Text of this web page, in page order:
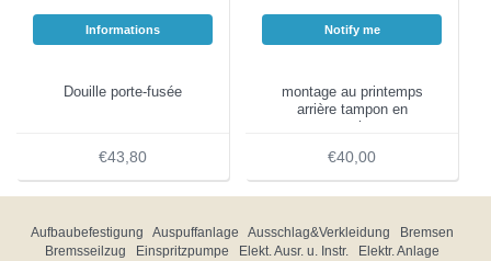
Informations
Douille porte-fusée
€43,80
Notify me
montage au printemps
arrière tampon en
caoutchouc
€40,00
Aufbaubefestigung Auspuffanlage Ausschlag&Verkleidung
Bremsen
Bremsseilzug
Einspritzpumpe Elekt. Ausr. u. Instr.
Elektr. Anlage